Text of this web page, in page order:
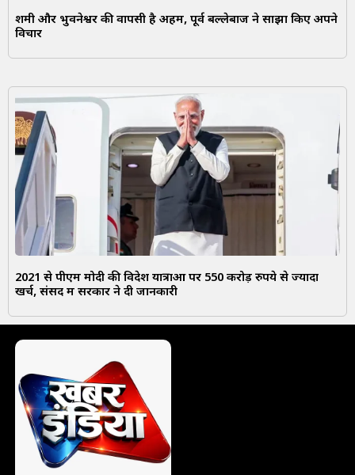
शमी और भुवनेश्वर की वापसी है अहम, पूर्व बल्लेबाज ने साझा किए अपने
विचार
2021 से पीएम मोदी की विदेश यात्राओं पर 550 करोड़ रुपये से ज्यादा
खर्च, संसद में सरकार ने दी जानकारी